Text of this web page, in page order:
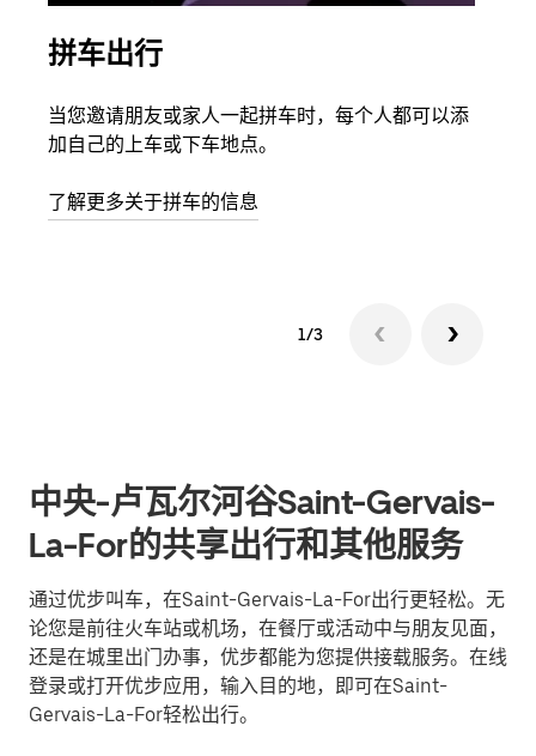
拼车出行
当您邀请朋友或家人一起拼车时，每个人都可以添
加自己的上车或下车地点。
了解更多关于拼车的信息
1/3
中央-卢瓦尔河谷Saint-Gervais-
La-For的共享出行和其他服务
通过优步叫车，在Saint-Gervais-La-For出行更轻松。无
论您是前往火车站或机场，在餐厅或活动中与朋友见面，
还是在城里出门办事，优步都能为您提供接载服务。在线
登录或打开优步应用，输入目的地，即可在Saint-
Gervais-La-For轻松出行。